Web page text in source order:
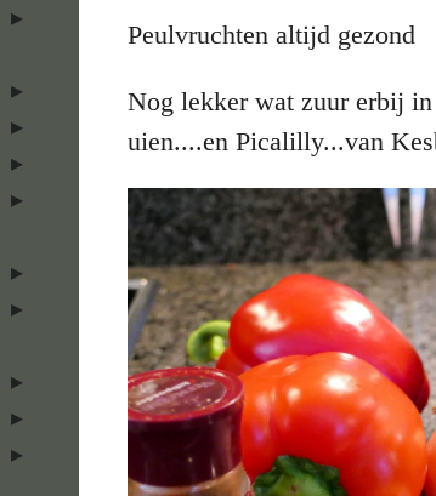
Peulvruchten altijd gezond
Nog lekker wat zuur erbij
uien....en Picalilly...van